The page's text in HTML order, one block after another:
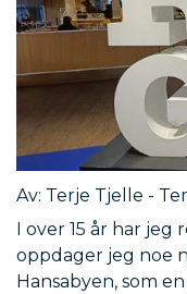
Av: Terje Tjelle -
I over 15 år har
oppdager jeg noe
Hansabyen, som